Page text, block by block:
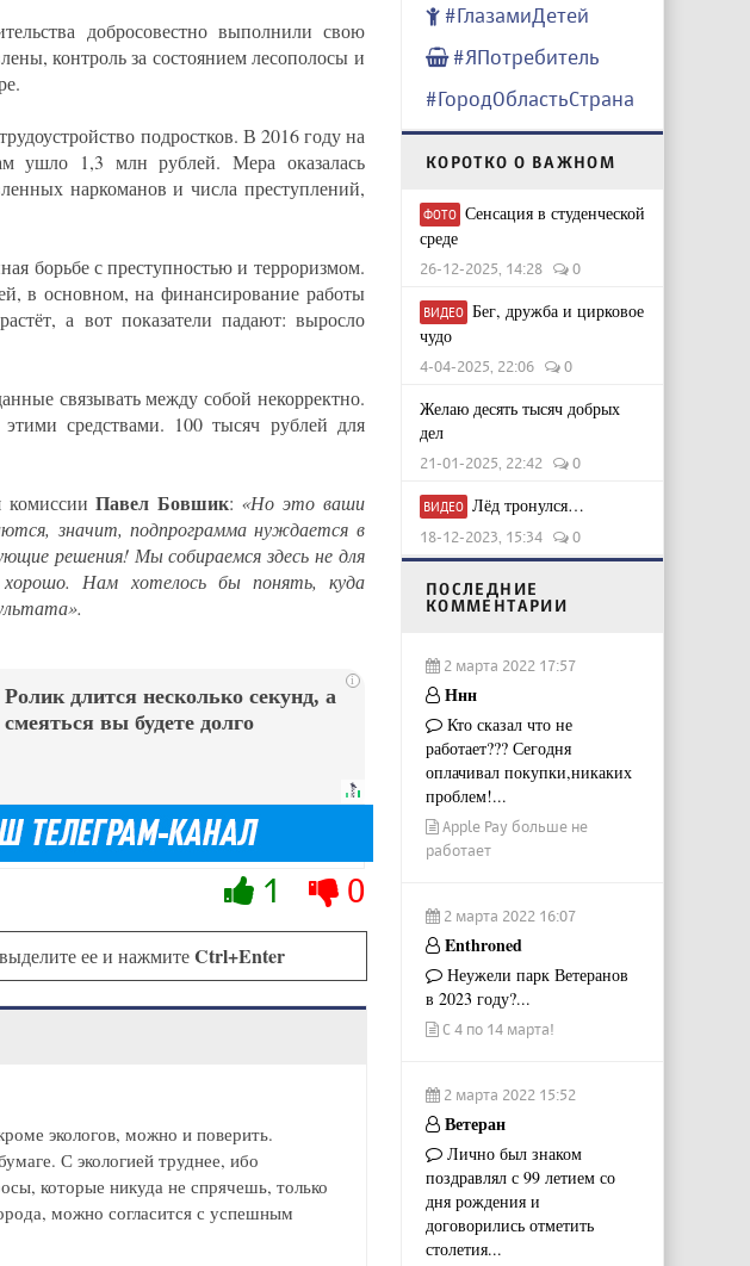
добросовестно выполнили свою
контроль за состоянием лесополосы и
подростков. В 2016 году на
ушло 1,3 млн рублей. Мера оказалась
наркоманов и числа преступлений,
борьбе с преступностью и терроризмом.
в основном, на финансирование работы
а вот показатели падают: выросло
связывать между собой некорректно.
средствами. 100 тысяч рублей для
комиссииПавел Бовшик: «Но это ваши
значит, подпрограмма нуждается в
решения! Мы собираемся здесь не для
Нам хотелось бы понять, куда
i
Ролик длится несколько секунд, а
смеяться вы будете долго
1 0
ее и нажмитеCtrl+Enter
экологов, можно и поверить.
С экологией труднее, ибо
которые никуда не спрячешь, только
можно согласится с успешным
#ГлазамиДетей
#ЯПотребитель
#ГородОбластьСтрана
КОРОТКО О ВАЖНОМ
ФОТО Сенсация в студенческой
среде
26-12-2025, 14:28 0
ВИДЕО Бег, дружба и цирковое
чудо
4-04-2025, 22:06 0
Желаю десять тысяч добрых
дел
21-01-2025, 22:42 0
ВИДЕО Лёд тронулся…
18-12-2023, 15:34 0
ПОСЛЕДНИЕ
КОММЕНТАРИИ
2 марта 2022 17:57
Ннн
Кто сказал что не
работает??? Сегодня
оплачивал покупки,никаких
проблем!...
Apple Pay больше не
работает
2 марта 2022 16:07
Enthroned
Неужели парк Ветеранов
в 2023 году?...
С 4 по 14 марта!
2 марта 2022 15:52
Ветеран
Лично был знаком
поздравлял с 99 летием со
дня рождения и
договорились отметить
столетия...